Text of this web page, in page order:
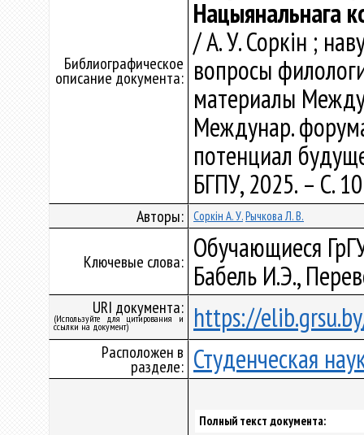
Библиографическое
описание документа:
Нацыянальнага
/ А. У. Соркін ;
вопросы
материалы
Междунар.
потенциал
БГПУ, 2025. – С.
Авторы: Соркін А. У.Рычкова Л. В.
Ключевые слова: Обучающиеся
Бабель И.Э.,
URI документа:
(Используйте для цитирования и
ссылки на документ) https://
Расположен в
разделе: Студенческая
Полный текст документа: